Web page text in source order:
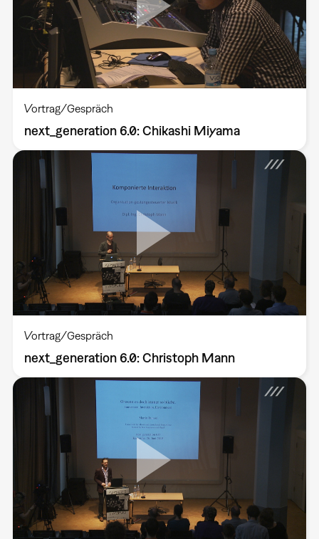
Vortrag/Gespräch
next_generation 6.0: Chikashi Miyama
Vortrag/Gespräch
next_generation 6.0: Christoph Mann